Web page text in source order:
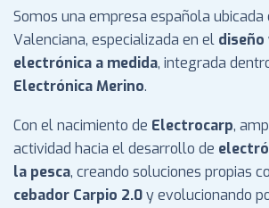
Somos una empresa española ubicada
Valenciana, especializada en el diseño
electrónica a medida, integrada
Electrónica Merino.
Con el nacimiento de Electrocarp,
actividad hacia el desarrollo de
la pesca, creando soluciones propias
cebador Carpio 2.0y evolucionando